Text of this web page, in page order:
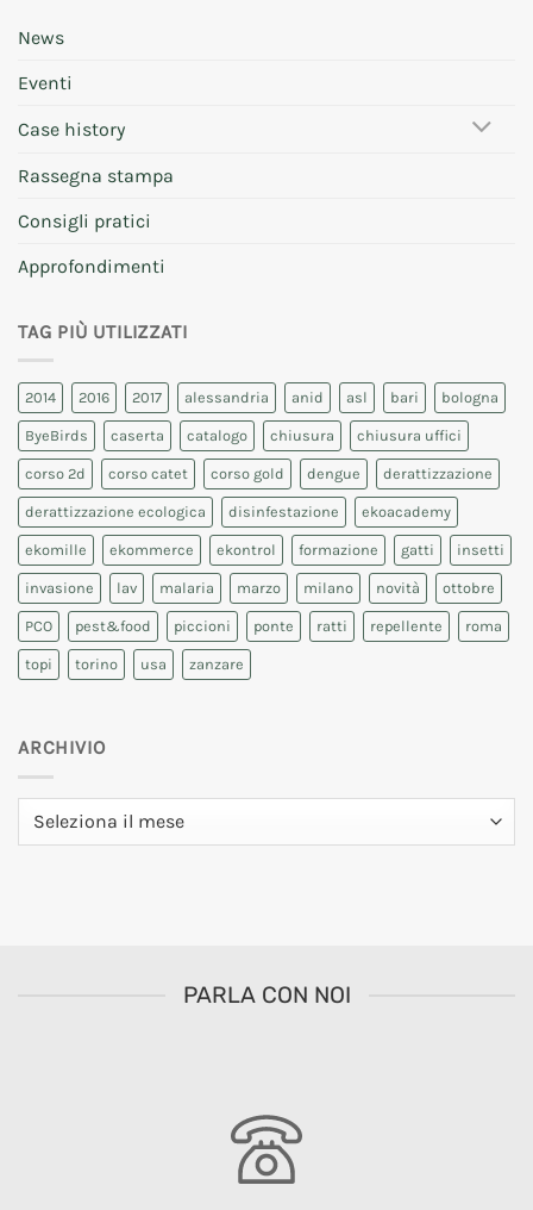
News
Eventi
Case history
Rassegna stampa
Consigli pratici
Approfondimenti
TAG PIÙ UTILIZZATI
2014 2016 2017 alessandria anid asl bari bologna
ByeBirds caserta catalogo chiusura chiusura uffici
corso 2d corso catet corso gold dengue derattizzazione
derattizzazione ecologica disinfestazione ekoacademy
ekomille ekommerce ekontrol formazione gatti insetti
invasione lav malaria marzo milano novità ottobre
PCO pest&food piccioni ponte ratti repellente roma
topi torino usa zanzare
ARCHIVIO
Archivio
PARLA CON NOI